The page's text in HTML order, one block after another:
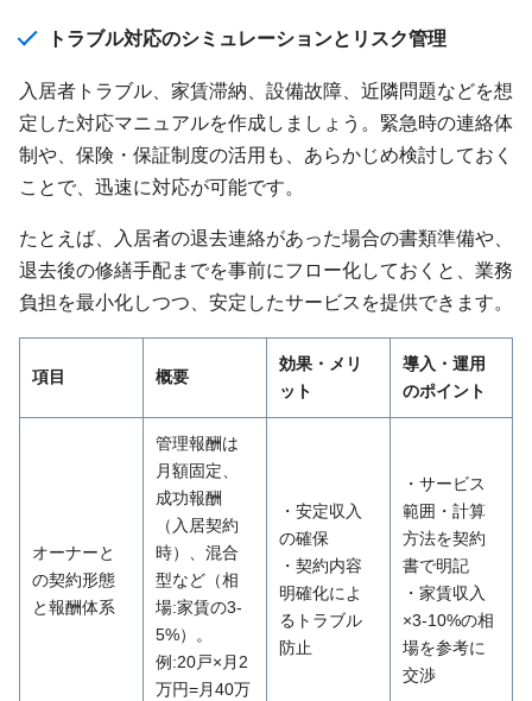
トラブル対応のシミュレーションとリスク管理
入居者トラブル、家賃滞納、設備故障、近隣問題などを想
定した対応マニュアルを作成しましょう。緊急時の連絡体
制や、保険・保証制度の活用も、あらかじめ検討しておく
ことで、迅速に対応が可能です。
たとえば、入居者の退去連絡があった場合の書類準備や、
退去後の修繕手配までを事前にフロー化しておくと、業務
負担を最小化しつつ、安定したサービスを提供できます。
項目 概要
効果・メリ
ット
導入・運用
のポイント
オーナーと
の契約形態
と報酬体系
管理報酬は
月額固定、
成功報酬
（入居契約
時）、混合
型など（相
場:家賃の3-
5%）。
例:20戸×月2
万円=月40万
・安定収入
の確保
・契約内容
明確化によ
るトラブル
防止
・サービス
範囲・計算
方法を契約
書で明記
・家賃収入
×3-10%の相
場を参考に
交渉 ​